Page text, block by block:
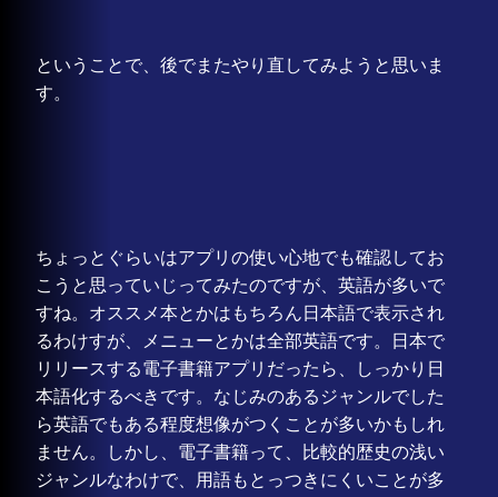
ということで、後でまたやり直してみようと思いま
す。
ちょっとぐらいはアプリの使い心地でも確認してお
こうと思っていじってみたのですが、英語が多いで
すね。オススメ本とかはもちろん日本語で表示され
るわけすが、メニューとかは全部英語です。日本で
リリースする電子書籍アプリだったら、しっかり日
本語化するべきです。なじみのあるジャンルでした
ら英語でもある程度想像がつくことが多いかもしれ
ません。しかし、電子書籍って、比較的歴史の浅い
ジャンルなわけで、用語もとっつきにくいことが多